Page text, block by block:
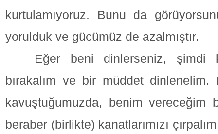
kurtulamıyoruz. Bunu da
yorulduk ve gücümüz de azalmıştır.
Eğer beni dinlerseniz, şimdi
bırakalım ve bir müddet dinlenelim.
kavuştuğumuzda, benim vereceğim
beraber (birlikte) kanatlarımızı